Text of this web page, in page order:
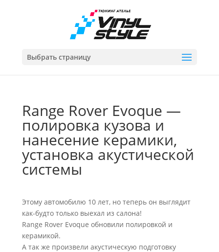
Выбрать страницу
Range Rover Evoque —
полировка кузова и
нанесение керамики,
установка акустической
системы
Этому автомобилю 10 лет, но теперь он выглядит
как-будто только выехал из салона!
Range Rover Evoque обновили полировкой и
керамикой.
А так же произвели акустическую подготовку